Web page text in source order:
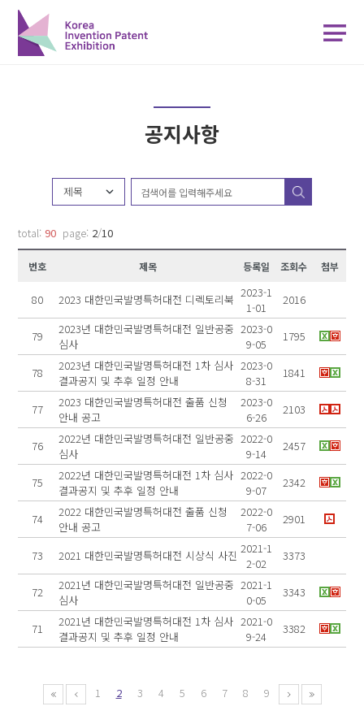
-->
공지사항
제목
total: 90page: 2/10
번호 제목 등록일 조회수 첨부
80 2023 대한민국발명특허대전 디렉토리북 2023-1
1-01
2016
79
2023년 대한민국발명특허대전 일반공중
심사
2023-0
9-05
1795
78
2023년 대한민국발명특허대전 1차 심사
결과공지 및 추후 일정 안내
2023-0
8-31
1841
77
2023 대한민국발명특허대전 출품 신청
안내 공고
2023-0
6-26
2103
76
2022년 대한민국발명특허대전 일반공중
심사
2022-0
9-14
2457
75
2022년 대한민국발명특허대전 1차 심사
결과공지 및 추후 일정 안내
2022-0
9-07
2342
74
2022 대한민국발명특허대전 출품 신청
안내 공고
2022-0
7-06
2901
73 2021 대한민국발명특허대전 시상식 사진 2021-1
2-02
3373
72
2021년 대한민국발명특허대전 일반공중
심사
2021-1
0-05
3343
71
2021년 대한민국발명특허대전 1차 심사
결과공지 및 추후 일정 안내
2021-0
9-24
3382
1 2 3 4 5 6 7 8 9